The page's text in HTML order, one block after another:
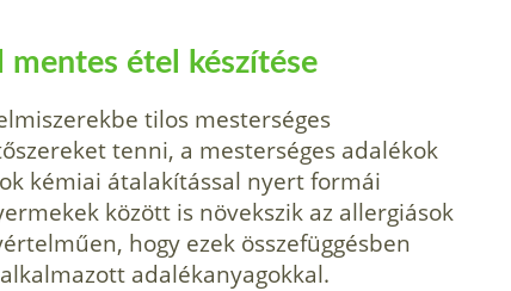
mentes étel készítése
tilos mestersé­ges
tenni, a mestersé­ges adalékok
kémiai átalakí­tással nyert formái
kö­zött is növekszik az allergiások
hogy ezek összefüggésben
adalékanyagokkal.